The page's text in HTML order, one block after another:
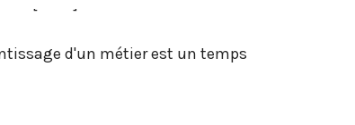
d'un métier est un temps